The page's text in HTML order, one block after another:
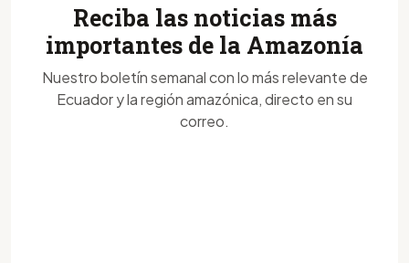
Reciba las noticias más
importantes de la Amazonía
Nuestro boletín semanal con lo más relevante de
Ecuador y la región amazónica, directo en su
correo.